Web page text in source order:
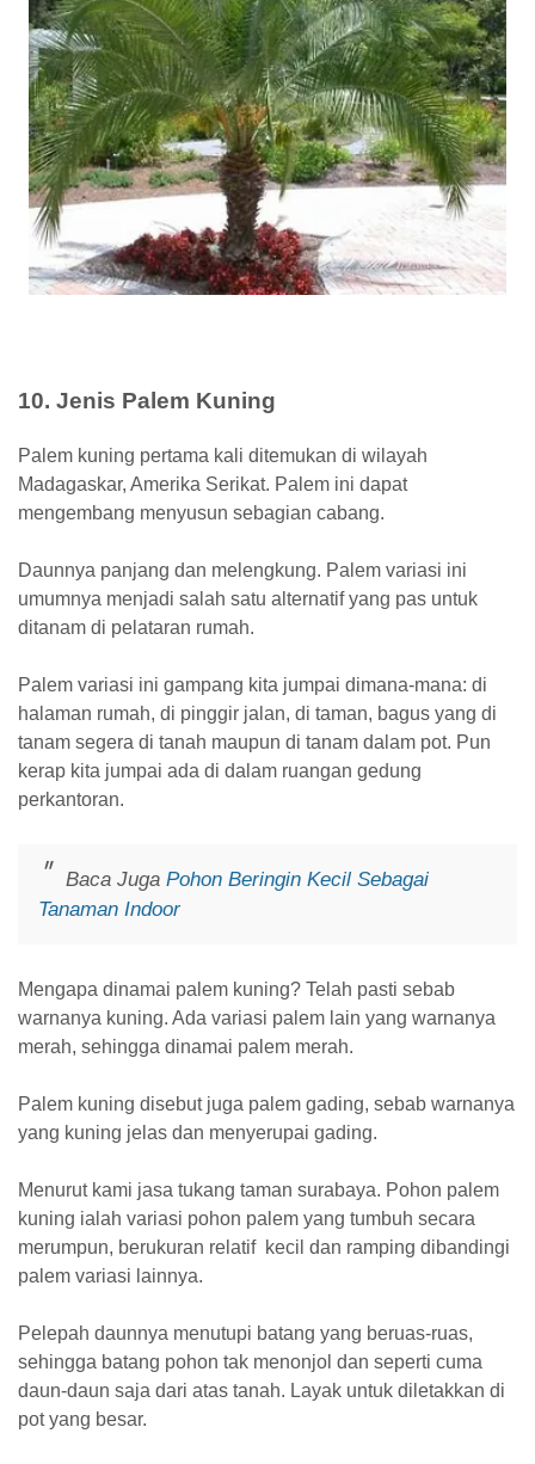
10. Jenis Palem Kuning
Palem kuning pertama kali ditemukan di wilayah
Madagaskar, Amerika Serikat. Palem ini dapat
mengembang menyusun sebagian cabang.
Daunnya panjang dan melengkung. Palem variasi ini
umumnya menjadi salah satu alternatif yang pas untuk
ditanam di pelataran rumah.
Palem variasi ini gampang kita jumpai dimana-mana: di
halaman rumah, di pinggir jalan, di taman, bagus yang di
tanam segera di tanah maupun di tanam dalam pot. Pun
kerap kita jumpai ada di dalam ruangan gedung
perkantoran.
Baca Juga Pohon Beringin Kecil Sebagai
Tanaman Indoor
Mengapa dinamai palem kuning? Telah pasti sebab
warnanya kuning. Ada variasi palem lain yang warnanya
merah, sehingga dinamai palem merah.
Palem kuning disebut juga palem gading, sebab warnanya
yang kuning jelas dan menyerupai gading.
Menurut kami jasa tukang taman surabaya. Pohon palem
kuning ialah variasi pohon palem yang tumbuh secara
merumpun, berukuran relatif kecil dan ramping dibandingi
palem variasi lainnya.
Pelepah daunnya menutupi batang yang beruas-ruas,
sehingga batang pohon tak menonjol dan seperti cuma
daun-daun saja dari atas tanah. Layak untuk diletakkan di
pot yang besar.